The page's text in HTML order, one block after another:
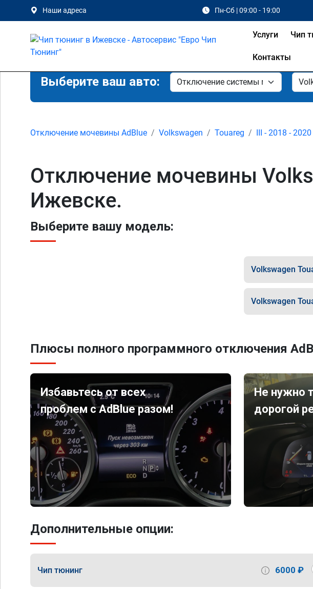
Наши адреса Пн-Сб | 09:00 - 19:00
Услуги Чип
Контакты
Выберите ваш авто:
Отключение мочевины AdBlue Volkswagen Touareg III - 2018 - 2020
Отключение мочевины
Ижевске.
Выберите вашу модель:
Volkswagen
Volkswagen
Плюсы полного программного отключения
Избавьтесь от всех
проблем с AdBlue разом!
Не нужно
дорогой
Дополнительные опции:
Чип тюнинг 6000 ₽